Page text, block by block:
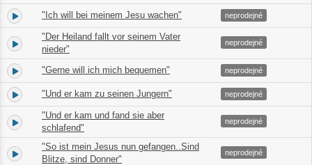
17. "Ich will bei meinem Jesu wachen" 06:32
neprodejné
18.
"Der Heiland fallt vor seinem Vater
nieder"
01:11
neprodejné
19. "Gerne will ich mich bequemen" 04:21
neprodejné
20. "Und er kam zu seinen Jungern" 02:49
neprodejné
21.
"Und er kam und fand sie aber
schlafend"
02:49
neprodejné
22.
"So ist mein Jesus nun gefangen..Sind
Blitze, sind Donner"
04:38
neprodejné